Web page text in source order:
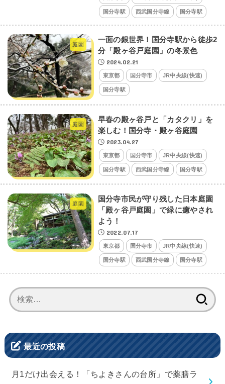
国分寺駅 西武国分寺線 国分寺駅
庭園
一面の銀世界！国分寺駅から徒歩2
分「殿ヶ谷戸庭園」の冬景色
2024.02.21
東京都 国分寺市 JR中央線(快速)
国分寺駅
庭園
早春の殿ヶ谷戸と「カタクリ」を
楽しむ！国分寺・殿ヶ谷庭園
2023.04.27
東京都 国分寺市 JR中央線(快速)
国分寺駅 西武国分寺線 国分寺駅
庭園
国分寺市民が守り残した日本庭園
「殿ヶ谷戸庭園」で緑に癒やされ
よう！
2022.07.17
東京都 国分寺市 JR中央線(快速)
国分寺駅 西武国分寺線 国分寺駅
索:
最近の投稿
月1だけ出会える！「ちよきさんの台所」で薬膳ラ